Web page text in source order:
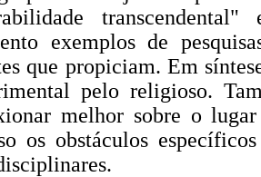
exemplos de
que propiciam. Em
pelo religioso.
melhor sobre o
os obstáculos